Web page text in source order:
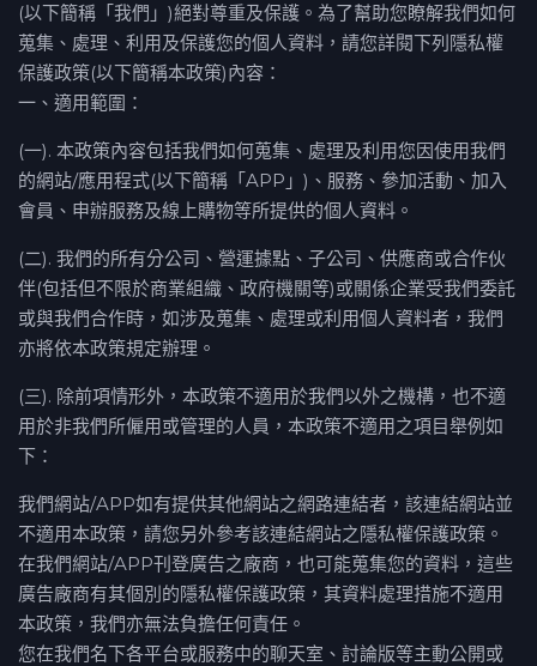
(以下簡稱「我們」)絕對尊重及保護。為了幫助您瞭解我們如何
蒐集、處理、利用及保護您的個人資料，請您詳閱下列隱私權
保護政策(以下簡稱本政策)內容：
一、適用範圍：
(一). 本政策內容包括我們如何蒐集、處理及利用您因使用我們
的網站/應用程式(以下簡稱「APP」)、服務、參加活動、加入
會員、申辦服務及線上購物等所提供的個人資料。
(二). 我們的所有分公司、營運據點、子公司、供應商或合作伙
伴(包括但不限於商業組織、政府機關等)或關係企業受我們委託
或與我們合作時，如涉及蒐集、處理或利用個人資料者，我們
亦將依本政策規定辦理。
(三). 除前項情形外，本政策不適用於我們以外之機構，也不適
用於非我們所僱用或管理的人員，本政策不適用之項目舉例如
下：
我們網站/APP如有提供其他網站之網路連結者，該連結網站並
不適用本政策，請您另外參考該連結網站之隱私權保護政策。
在我們網站/APP刊登廣告之廠商，也可能蒐集您的資料，這些
廣告廠商有其個別的隱私權保護政策，其資料處理措施不適用
本政策，我們亦無法負擔任何責任。
您在我們名下各平台或服務中的聊天室、討論版等主動公開或